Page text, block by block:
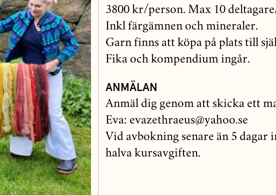
3800 kr/person. Max 10
Inkl färgämnen och mineraler.
Garn finns att köpa på plats till
Fika och kompendium ingår.
ANMÄLAN
Anmäl dig genom att skicka ett
Eva: evazethraeus@yahoo.se
Vid avbokning senare än 5 dagar
halva kursavgiften.